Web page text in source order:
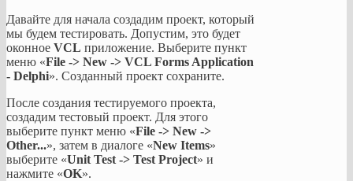
Давайте для начала создадим проект, который
мы будем тестировать. Допустим, это будет
оконное VCL приложение. Выберите пункт
меню «File -> New -> VCL Forms Application
- Delphi». Созданный проект сохраните.
После создания тестируемого проекта,
создадим тестовый проект. Для этого
выберите пункт меню «File -> New ->
Other...», затем в диалоге «New Items»
выберите «Unit Test -> Test Project» и
нажмите «OK».